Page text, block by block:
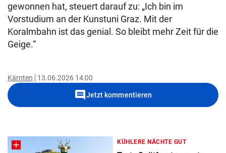
gewonnen hat, steuert darauf zu: „Ich bin im
Vorstudium an der Kunstuni Graz. Mit der
Koralmbahn ist das genial. So bleibt mehr Zeit für die
Geige.“
Kärnten 13.06.2026 14:00
commentJetzt kommentieren
KÜHLERE NÄCHTE GUT